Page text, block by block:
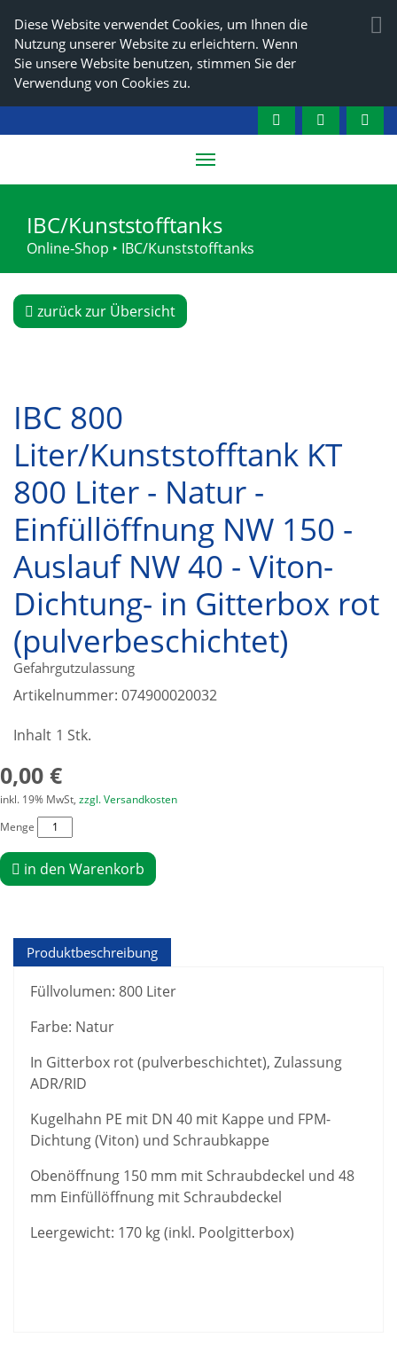
Diese Website verwendet Cookies, um Ihnen die
Nutzung unserer Website zu erleichtern. Wenn
Sie unsere Website benutzen, stimmen Sie der
Verwendung von Cookies zu.
IBC/Kunststofftanks
Online-Shop ‣ IBC/Kunststofftanks
zurück zur Übersicht
IBC 800
Liter/Kunststofftank KT
800 Liter - Natur -
Einfüllöffnung NW 150 -
Auslauf NW 40 - Viton-
Dichtung- in Gitterbox rot
(pulverbeschichtet)
Gefahrgutzulassung
Artikelnummer: 074900020032
Inhalt 1 Stk.
0,00 €
inkl. 19% MwSt, zzgl. Versandkosten
Menge
in den Warenkorb
Produktbeschreibung
Füllvolumen: 800 Liter
Farbe: Natur
In Gitterbox rot (pulverbeschichtet), Zulassung
ADR/RID
Kugelhahn PE mit DN 40 mit Kappe und FPM-
Dichtung (Viton) und Schraubkappe
Obenöffnung 150 mm mit Schraubdeckel und 48
mm Einfüllöffnung mit Schraubdeckel
Leergewicht: 170 kg (inkl. Poolgitterbox)